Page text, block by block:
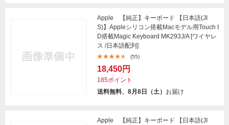
Apple 【純正】キーボード 【日本語(JI
S)】Appleシリコン搭載Macモデル用Touch I
D搭載Magic Keyboard MK293J/A [ワイヤレ
ス /日本語配列]
(55)
18,450円
185ポイント
送料無料、8月8日（土） お届け
Apple 【純正】キーボード 【日本語(JI